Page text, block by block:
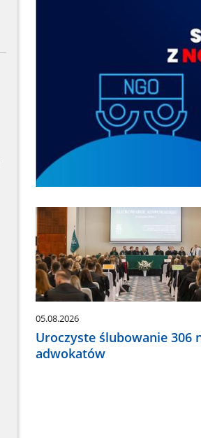
05.08.2026
Uroczyste ślubowanie 306
adwokatów